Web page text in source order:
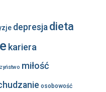
depresja dieta
kariera
miłość
osobowość